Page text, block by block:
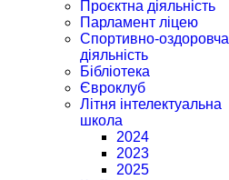
Проєктна діяльність
Парламент ліцею
Спортивно-оздоровча
діяльність
Бібліотека
Євроклуб
Літня інтелектуальна
школа
2024
2023
2025